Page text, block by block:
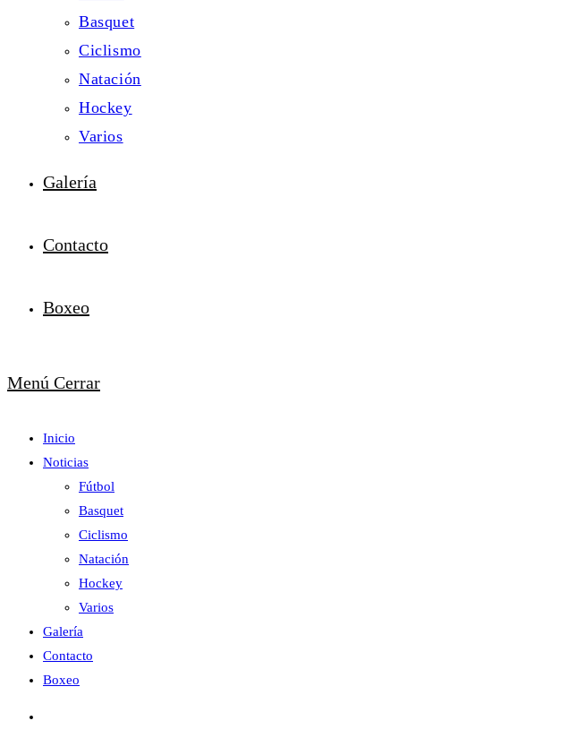
Basquet
Ciclismo
Natación
Hockey
Varios
Galería
Contacto
Boxeo
Menú Cerrar
Inicio
Noticias
Fútbol
Basquet
Ciclismo
Natación
Hockey
Varios
Galería
Contacto
Boxeo